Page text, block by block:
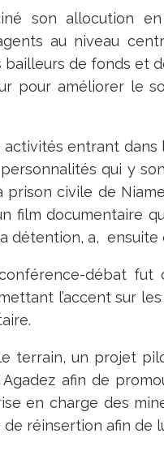
son allocution
au niveau
de fonds et
pour améliorer le
entrant
qui y
civile de
film documentaire
détention, a, ensuite
débat fut
l’accent sur
terrain, un projet
afin de
en charge des
réinsertion afin de